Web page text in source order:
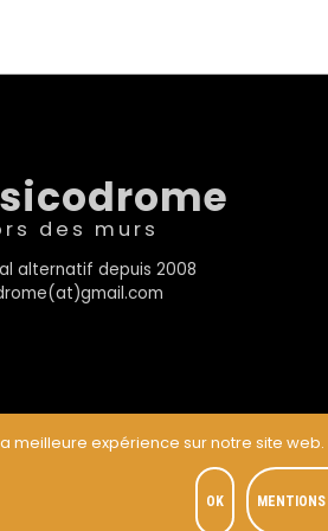
des murs
alternatif depuis 2008
meilleure expérience sur notre site
OK